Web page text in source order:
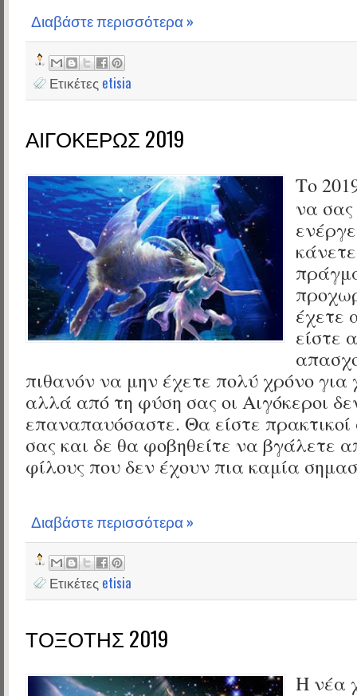
Διαβάστε περισσότερα »
Ετικέτες etisia
ΑΙΓΟΚΕΡΩΣ 2019
Το
να σας
έχετε
είστε
πιθανόν να μην έχετε πολύ χρόνο
αλλά από τη φύση σας οι Αιγόκεροι
επαναπαυόσαστε. Θα είστε πρακτικοί
σας και δε θα φοβηθείτε να βγάλετε
φίλους που δεν έχουν πια καμία
Διαβάστε περισσότερα »
Ετικέτες etisia
ΤΟΞΟΤΗΣ 2019
Η νέα